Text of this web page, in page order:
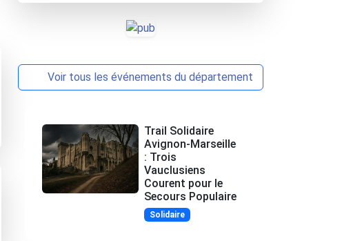
Voir tous les événements du département
Trail Solidaire
Avignon-Marseille
: Trois
Vauclusiens
Courent pour le
Secours Populaire
Solidaire